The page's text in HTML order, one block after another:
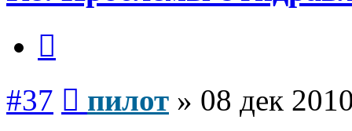
#37 пилот » 08 дек